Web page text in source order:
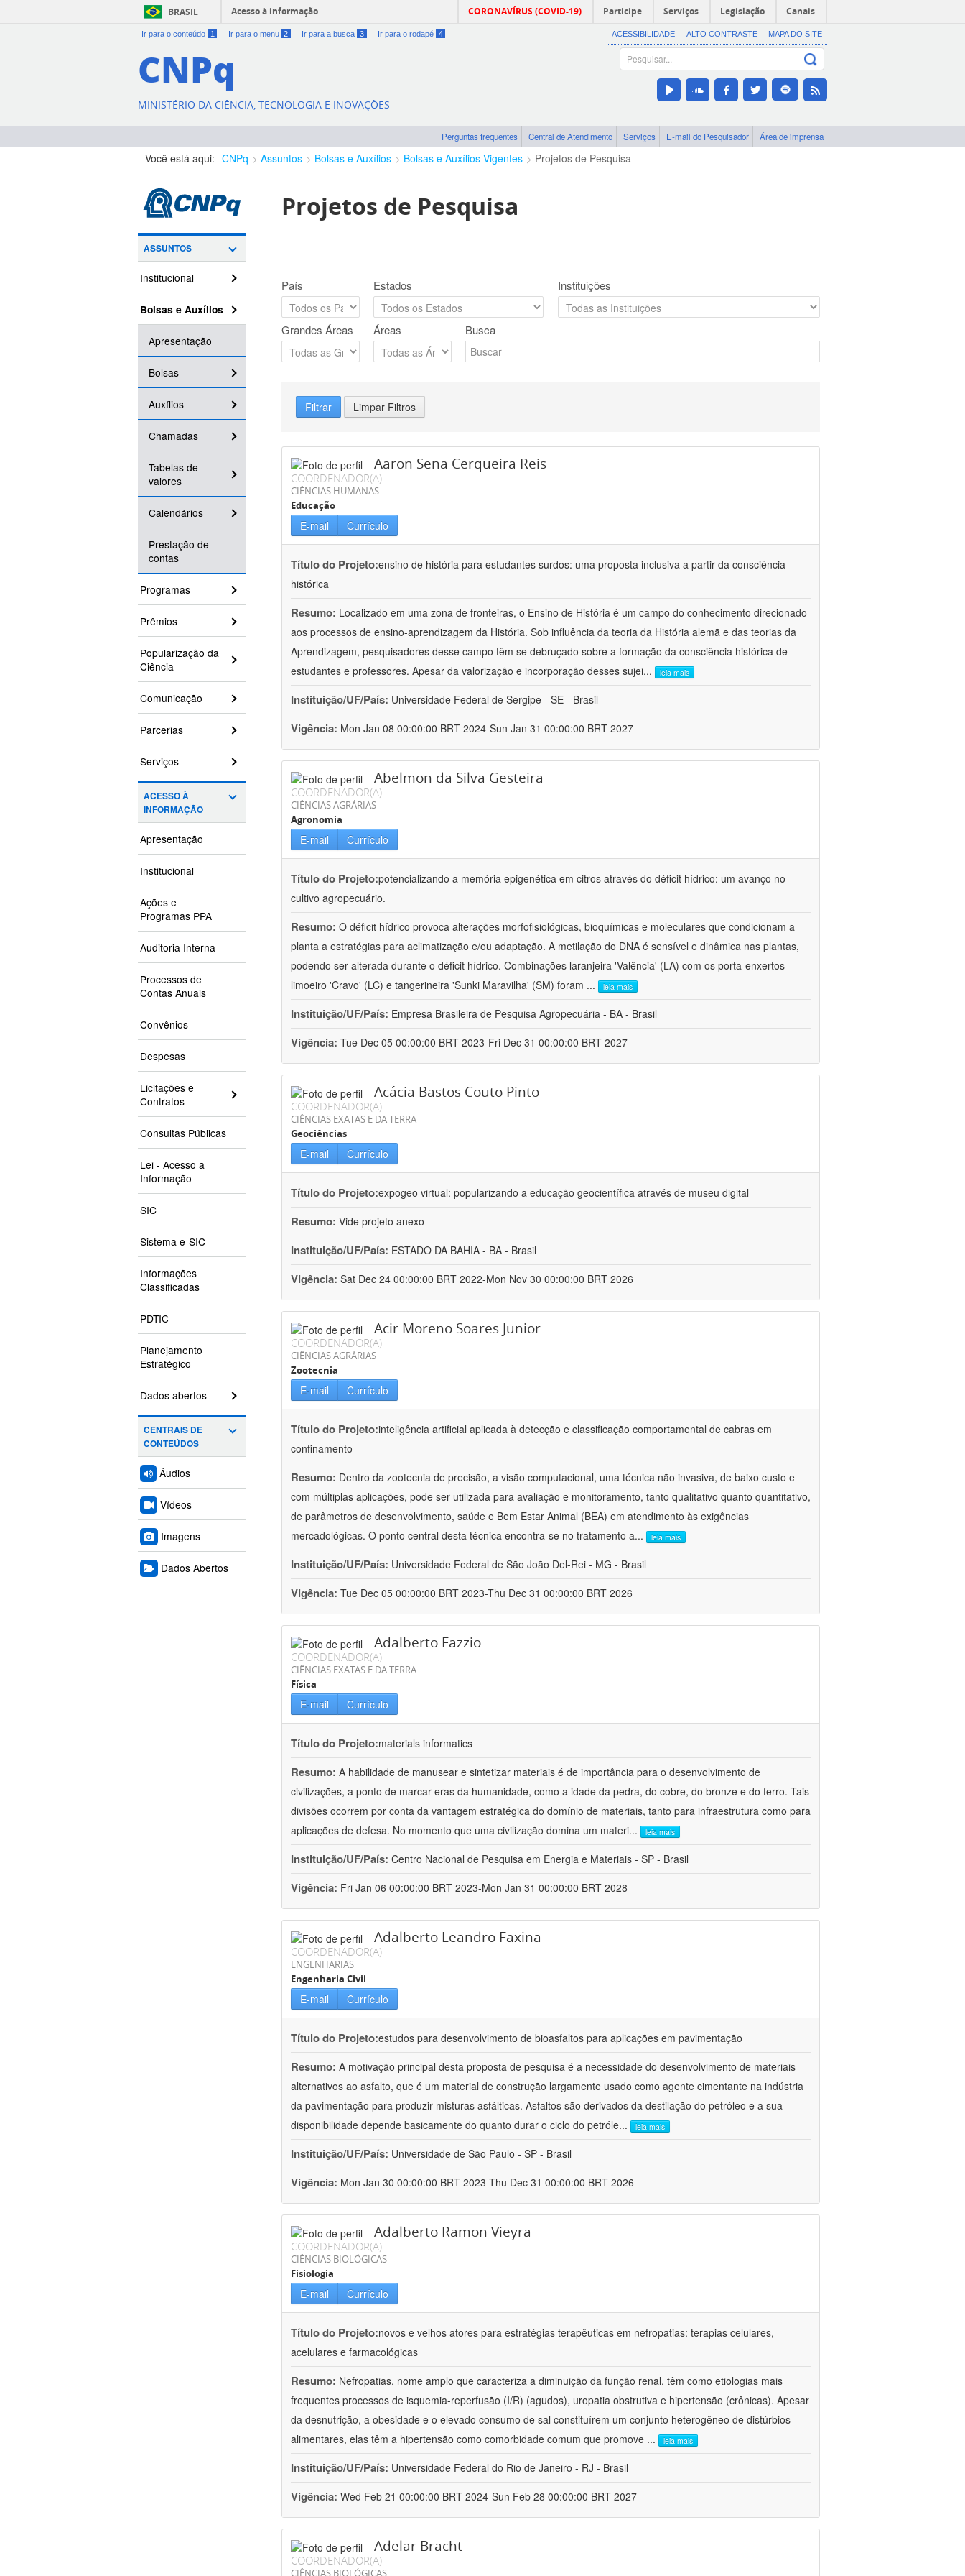
BRASIL Acesso à informação CORONAVÍRUS (COVID-19) Participe Serviços Legislação Canais
Ir para o conteúdo 1 Ir para o menu 2 Ir para a busca 3 Ir para o rodapé 4 ACESSIBILIDADE ALTO CONTRASTE MAPA DO SITE
CNPq
MINISTÉRIO DA CIÊNCIA, TECNOLOGIA E INOVAÇÕES
Perguntas frequentes Central de Atendimento Serviços E-mail do Pesquisador Área de imprensa
Você está aqui: CNPq Assuntos Bolsas e Auxílios Bolsas e Auxílios Vigentes Projetos de Pesquisa
ASSUNTOS
Institucional
Bolsas e Auxílios
Apresentação
Bolsas
Auxílios
Chamadas
Tabelas de
valores
Calendários
Prestação de
contas
Programas
Prêmios
Popularização da
Ciência
Comunicação
Parcerias
Serviços
ACESSO À
INFORMAÇÃO
Apresentação
Institucional
Ações e
Programas PPA
Auditoria Interna
Processos de
Contas Anuais
Convênios
Despesas
Licitações e
Contratos
Consultas Públicas
Lei - Acesso a
Informação
SIC
Sistema e-SIC
Informações
Classificadas
PDTIC
Planejamento
Estratégico
Dados abertos
CENTRAIS DE
CONTEÚDOS
Áudios
Vídeos
Imagens
Dados Abertos
Projetos de Pesquisa
País Estados Instituições
Grandes Áreas Áreas Busca
Filtrar Limpar Filtros
Aaron Sena Cerqueira Reis
COORDENADOR(A)
CIÊNCIAS HUMANAS
Educação
E-mail Currículo
Título do Projeto:ensino de história para estudantes surdos: uma proposta inclusiva a partir da consciência
histórica
Resumo: Localizado em uma zona de fronteiras, o Ensino de História é um campo do conhecimento direcionado
aos processos de ensino-aprendizagem da História. Sob influência da teoria da História alemã e das teorias da
Aprendizagem, pesquisadores desse campo têm se debruçado sobre a formação da consciência histórica de
estudantes e professores. Apesar da valorização e incorporação desses sujei... leia mais
Instituição/UF/País: Universidade Federal de Sergipe - SE - Brasil
Vigência: Mon Jan 08 00:00:00 BRT 2024-Sun Jan 31 00:00:00 BRT 2027
Abelmon da Silva Gesteira
COORDENADOR(A)
CIÊNCIAS AGRÁRIAS
Agronomia
E-mail Currículo
Título do Projeto:potencializando a memória epigenética em citros através do déficit hídrico: um avanço no
cultivo agropecuário.
Resumo: O déficit hídrico provoca alterações morfofisiológicas, bioquímicas e moleculares que condicionam a
planta a estratégias para aclimatização e/ou adaptação. A metilação do DNA é sensível e dinâmica nas plantas,
podendo ser alterada durante o déficit hídrico. Combinações laranjeira 'Valência' (LA) com os porta-enxertos
limoeiro 'Cravo' (LC) e tangerineira 'Sunki Maravilha' (SM) foram ... leia mais
Instituição/UF/País: Empresa Brasileira de Pesquisa Agropecuária - BA - Brasil
Vigência: Tue Dec 05 00:00:00 BRT 2023-Fri Dec 31 00:00:00 BRT 2027
Acácia Bastos Couto Pinto
COORDENADOR(A)
CIÊNCIAS EXATAS E DA TERRA
Geociências
E-mail Currículo
Título do Projeto:expogeo virtual: popularizando a educação geocientífica através de museu digital
Resumo: Vide projeto anexo
Instituição/UF/País: ESTADO DA BAHIA - BA - Brasil
Vigência: Sat Dec 24 00:00:00 BRT 2022-Mon Nov 30 00:00:00 BRT 2026
Acir Moreno Soares Junior
COORDENADOR(A)
CIÊNCIAS AGRÁRIAS
Zootecnia
E-mail Currículo
Título do Projeto:inteligência artificial aplicada à detecção e classificação comportamental de cabras em
confinamento
Resumo: Dentro da zootecnia de precisão, a visão computacional, uma técnica não invasiva, de baixo custo e
com múltiplas aplicações, pode ser utilizada para avaliação e monitoramento, tanto qualitativo quanto quantitativo,
de parâmetros de desenvolvimento, saúde e Bem Estar Animal (BEA) em atendimento às exigências
mercadológicas. O ponto central desta técnica encontra-se no tratamento a... leia mais
Instituição/UF/País: Universidade Federal de São João Del-Rei - MG - Brasil
Vigência: Tue Dec 05 00:00:00 BRT 2023-Thu Dec 31 00:00:00 BRT 2026
Adalberto Fazzio
COORDENADOR(A)
CIÊNCIAS EXATAS E DA TERRA
Física
E-mail Currículo
Título do Projeto:materials informatics
Resumo: A habilidade de manusear e sintetizar materiais é de importância para o desenvolvimento de
civilizações, a ponto de marcar eras da humanidade, como a idade da pedra, do cobre, do bronze e do ferro. Tais
divisões ocorrem por conta da vantagem estratégica do domínio de materiais, tanto para infraestrutura como para
aplicações de defesa. No momento que uma civilização domina um materi... leia mais
Instituição/UF/País: Centro Nacional de Pesquisa em Energia e Materiais - SP - Brasil
Vigência: Fri Jan 06 00:00:00 BRT 2023-Mon Jan 31 00:00:00 BRT 2028
Adalberto Leandro Faxina
COORDENADOR(A)
ENGENHARIAS
Engenharia Civil
E-mail Currículo
Título do Projeto:estudos para desenvolvimento de bioasfaltos para aplicações em pavimentação
Resumo: A motivação principal desta proposta de pesquisa é a necessidade do desenvolvimento de materiais
alternativos ao asfalto, que é um material de construção largamente usado como agente cimentante na indústria
da pavimentação para produzir misturas asfálticas. Asfaltos são derivados da destilação do petróleo e a sua
disponibilidade depende basicamente do quanto durar o ciclo do petróle... leia mais
Instituição/UF/País: Universidade de São Paulo - SP - Brasil
Vigência: Mon Jan 30 00:00:00 BRT 2023-Thu Dec 31 00:00:00 BRT 2026
Adalberto Ramon Vieyra
COORDENADOR(A)
CIÊNCIAS BIOLÓGICAS
Fisiologia
E-mail Currículo
Título do Projeto:novos e velhos atores para estratégias terapêuticas em nefropatias: terapias celulares,
acelulares e farmacológicas
Resumo: Nefropatias, nome amplo que caracteriza a diminuição da função renal, têm como etiologias mais
frequentes processos de isquemia-reperfusão (I/R) (agudos), uropatia obstrutiva e hipertensão (crônicas). Apesar
da desnutrição, a obesidade e o elevado consumo de sal constituírem um conjunto heterogêneo de distúrbios
alimentares, elas têm a hipertensão como comorbidade comum que promove ... leia mais
Instituição/UF/País: Universidade Federal do Rio de Janeiro - RJ - Brasil
Vigência: Wed Feb 21 00:00:00 BRT 2024-Sun Feb 28 00:00:00 BRT 2027
Adelar Bracht
COORDENADOR(A)
CIÊNCIAS BIOLÓGICAS